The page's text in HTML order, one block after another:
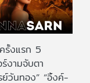
รั้งแรก 5
ร์งามจับตา
ย์วันทอง” “อิ้งค์-